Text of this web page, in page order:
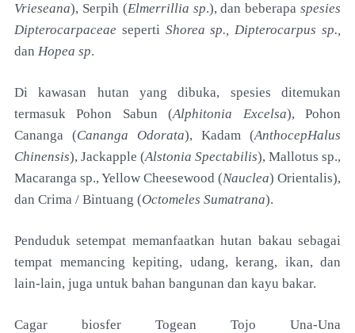
Vrieseana), Serpih (Elmerrillia sp.), danbeberapaspesies
Dipterocarpaceae seperti Shorea sp.,Dipterocarpus sp.,
dan Hopea sp.
Di kawasan hutan yang dibuka, spesies ditemukan
termasuk Pohon Sabun (Alphitonia Excelsa), Pohon
Cananga (Cananga Odorata), Kadam (AnthocepHalus
Chinensis), Jackapple (Alstonia Spectabilis), Mallotus sp.,
Macaranga sp., Yellow Cheesewood (Nauclea) Orientalis),
dan Crima / Bintuang (Octomeles Sumatrana).
Penduduk setempat memanfaatkan hutan bakau sebagai
tempat memancing kepiting, udang, kerang, ikan, dan
lain-lain, juga untuk bahan bangunan dan kayu bakar.
Cagar biosfer Togean Tojo Una-Una